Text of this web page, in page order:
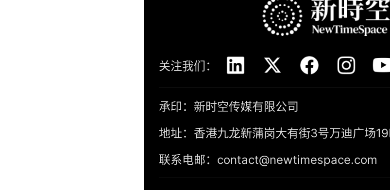
关注我们：
承印：新时空传媒有限公司
地址：香港九龙新蒲岗大有街3号万迪广场
联系电邮：contact@newtimespace.com